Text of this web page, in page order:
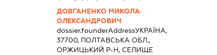
ДОВГАНЕНКО МИКОЛА
ОЛЕКСАНДРОВИЧ
dossier.founderAddressУКРАЇНА,
37700, ПОЛТАВСЬКА ОБЛ.,
ОРЖИЦЬКИЙ Р-Н, СЕЛИЩЕ